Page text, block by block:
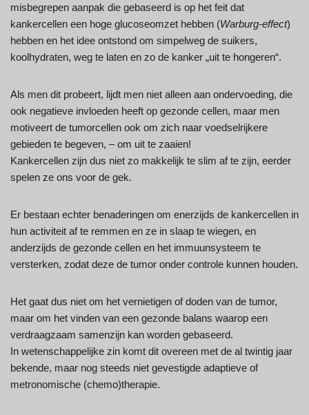
misbegrepen aanpak die gebaseerd is op het feit dat
kankercellen een hoge glucoseomzet hebben (Warburg-effect)
hebben en het idee ontstond om simpelweg de suikers,
koolhydraten, weg te laten en zo de kanker „uit te hongeren“.
Als men dit probeert, lijdt men niet alleen aan ondervoeding, die
ook negatieve invloeden heeft op gezonde cellen, maar men
motiveert de tumorcellen ook om zich naar voedselrijkere
gebieden te begeven, – om uit te zaaien!
Kankercellen zijn dus niet zo makkelijk te slim af te zijn, eerder
spelen ze ons voor de gek.
Er bestaan echter benaderingen om enerzijds de kankercellen in
hun activiteit af te remmen en ze in slaap te wiegen, en
anderzijds de gezonde cellen en het immuunsysteem te
versterken, zodat deze de tumor onder controle kunnen houden.
Het gaat dus niet om het vernietigen of doden van de tumor,
maar om het vinden van een gezonde balans waarop een
verdraagzaam samenzijn kan worden gebaseerd.
In wetenschappelijke zin komt dit overeen met de al twintig jaar
bekende, maar nog steeds niet gevestigde adaptieve of
metronomische (chemo)therapie.